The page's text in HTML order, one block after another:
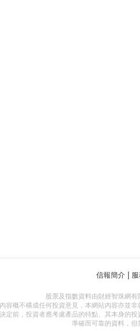
信報簡介
股票及指數資料由財經智珠網
容概不構成任何投資意見，本網站內容亦並
定前，投資者應考慮產品的特點、其本身的
準確而可靠的資料，但